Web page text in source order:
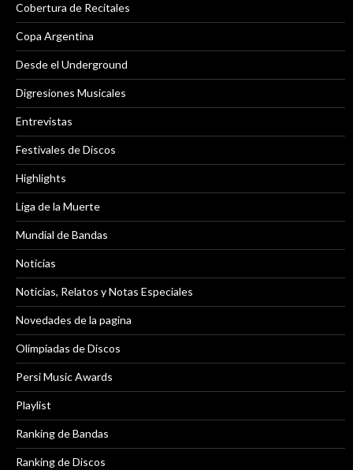
Cobertura de Recitales
Copa Argentina
Desde el Underground
Digresiones Musicales
Entrevistas
Festivales de Discos
Highlights
Liga de la Muerte
Mundial de Bandas
Noticias
Noticias, Relatos y Notas Especiales
Novedades de la pagina
Olimpiadas de Discos
Persi Music Awards
Playlist
Ranking de Bandas
Ranking de Discos